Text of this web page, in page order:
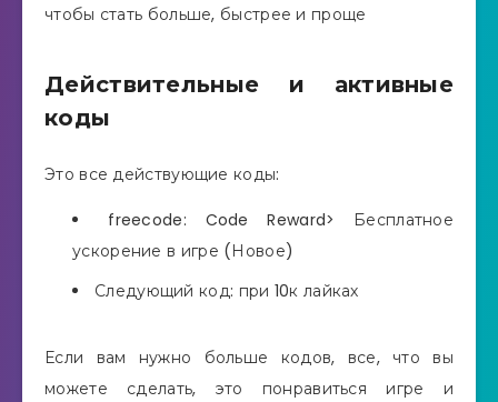
чтобы стать больше, быстрее и проще
Действительные и активные
коды
Это все действующие коды:
freecode: Code Reward> Бесплатное
ускорение в игре (Новое)
Следующий код: при 10к лайках
Если вам нужно больше кодов, все, что вы
можете сделать, это понравиться игре и